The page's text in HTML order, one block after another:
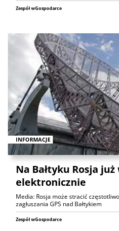
Zespół wGospodarce
INFORMACJE
Na Bałtyku Rosja już
elektronicznie
Media: Rosja może stracić
zagłuszania GPS nad Bałtykiem
Zespół wGospodarce